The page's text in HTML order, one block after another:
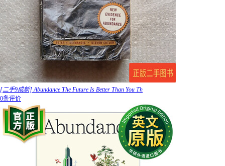
[二手9成新] Abundance The Future Is Better Than You Th
0条评价